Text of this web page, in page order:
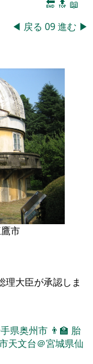
🔚 🔝 📖
◀ 戻る 09進む ▶
市
理大臣が承認しま
県奥州市 👨‍🏫 胎
天文台＠宮城県仙